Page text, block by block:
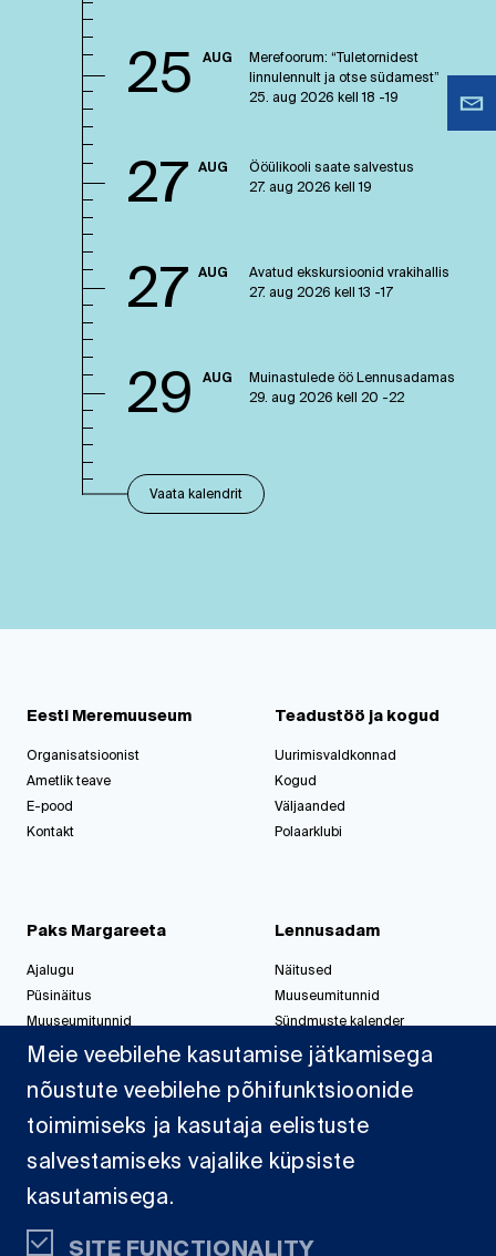
25 AUG
Merefoorum: “Tuletornidest
linnulennult ja otse südamest”
25. aug 2026 kell 18 -19
27 AUG
Ööülikooli saate salvestus
27. aug 2026 kell 19
27 AUG
Avatud ekskursioonid vrakihallis
27. aug 2026 kell 13 -17
29 AUG
Muinastulede öö Lennusadamas
29. aug 2026 kell 20 -22
Vaata kalendrit
Eesti Meremuuseum
Organisatsioonist
Ametlik teave
E-pood
Kontakt
Teadustöö ja kogud
Uurimisvaldkonnad
Kogud
Väljaanded
Polaarklubi
Paks Margareeta
Ajalugu
Püsinäitus
Muuseumitunnid
Korralda üritus
Lennusadam
Näitused
Muuseumitunnid
Sündmuste kalender
Korralda üritus
Sadamast
Dokumendid
Meie veebilehe kasutamise jätkamisega
nõustute veebilehe põhifunktsioonide
toimimiseks ja kasutaja eelistuste
salvestamiseks vajalike küpsiste
kasutamisega.
SITE FUNCTIONALITY